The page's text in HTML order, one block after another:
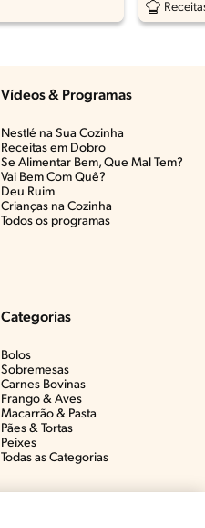
Vídeos & Programas​
Nestlé na Sua Cozinha
Receitas em Dobro
Se Alimentar Bem, Que Mal Tem?​
Vai Bem Com Quê?​
Deu Ruim​
Crianças na Cozinha​
Todos os programas
Categorias
Bolos
Sobremesas
Carnes Bovinas​
Frango & Aves​
Macarrão & Pasta​
Pães & Tortas​
Peixes
Todas as Categorias